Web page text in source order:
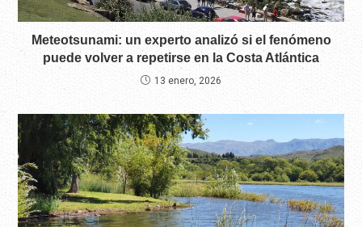
Meteotsunami: un experto analizó si el fenómeno
puede volver a repetirse en la Costa Atlántica
13 enero, 2026